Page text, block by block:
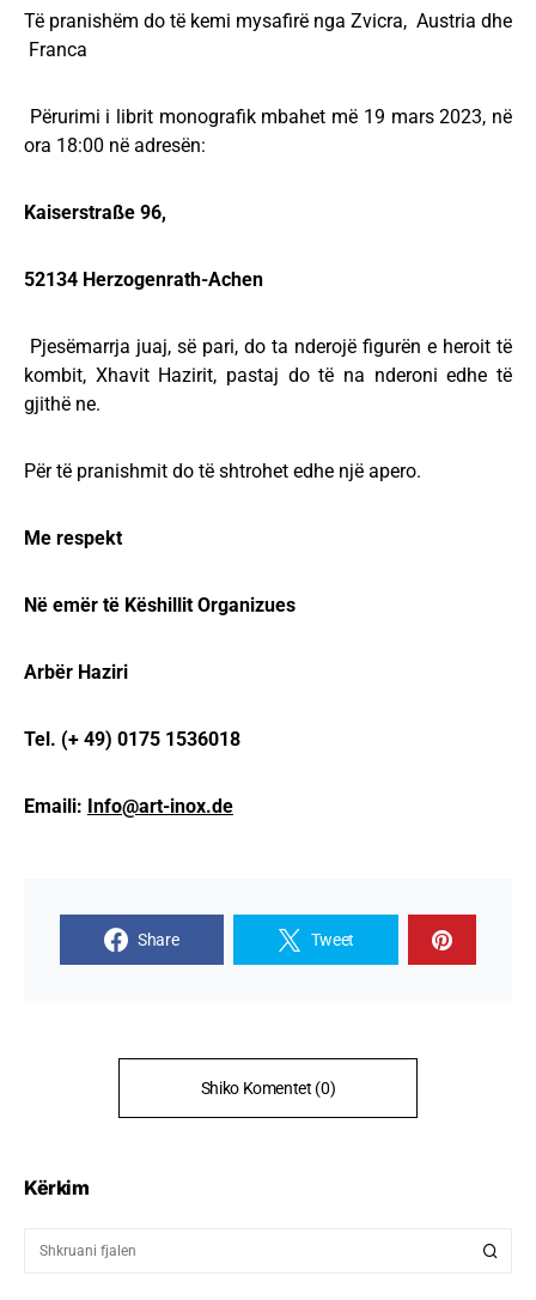
Të pranishëm do të kemi mysafirë nga Zvicra, Austria dhe
Franca
Përurimi i librit monografik mbahet më 19 mars 2023, në
ora 18:00 në adresën:
Kaiserstraße 96,
52134 Herzogenrath-Achen
Pjesëmarrja juaj, së pari, do ta nderojë figurën e heroit të
kombit, Xhavit Hazirit, pastaj do të na nderoni edhe të
gjithë ne.
Për të pranishmit do të shtrohet edhe një apero.
Me respekt
Në emër të Këshillit Organizues
Arbër Haziri
Tel. (+ 49) 0175 1536018
Emaili: Info@art-inox.de
Share Tweet
Shiko Komentet (0)
Kërkim